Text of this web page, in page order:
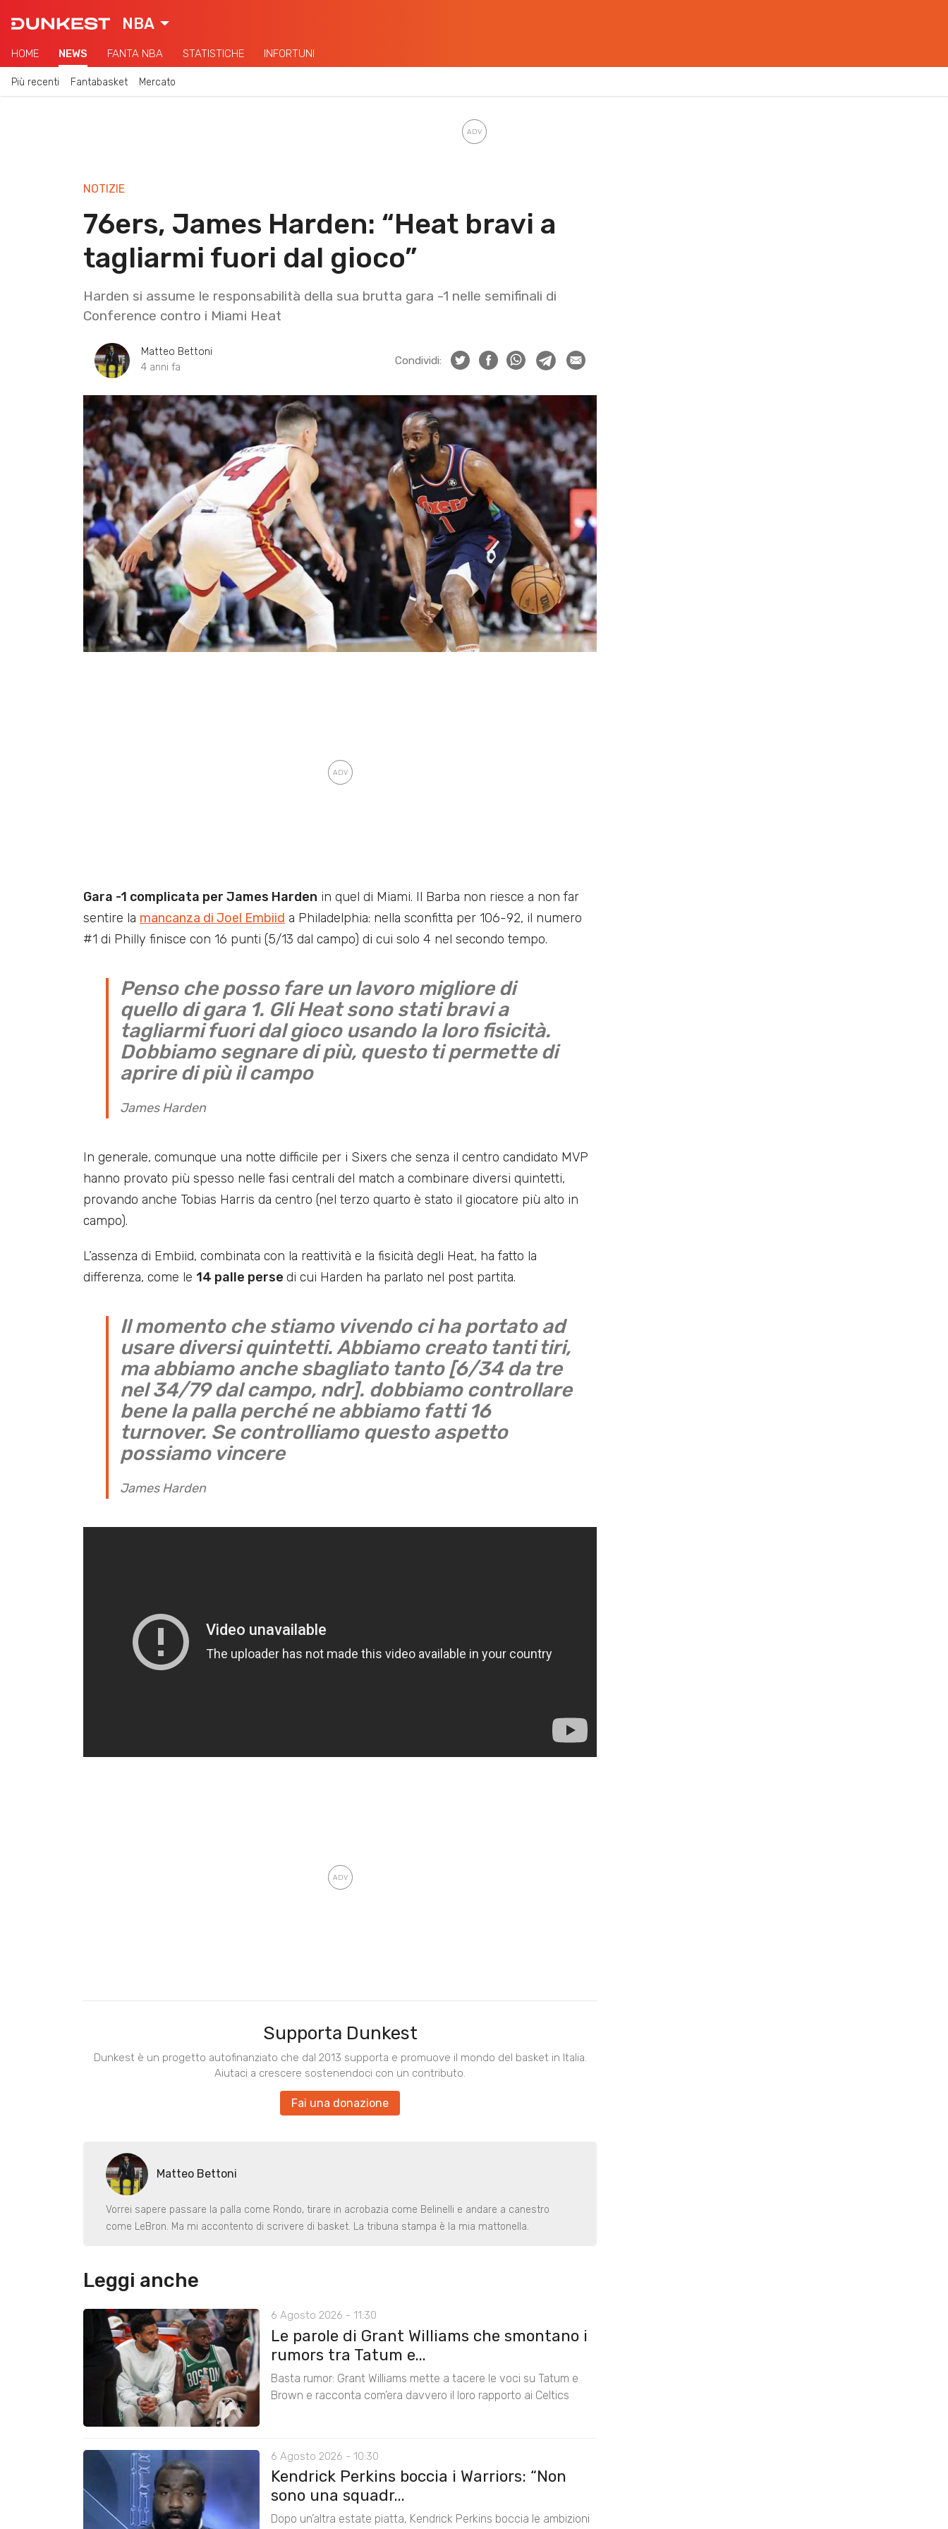
NBA
HOME NEWS FANTA NBA STATISTICHE INFORTUNI
Più recenti Fantabasket Mercato
NOTIZIE
76ers, James Harden: “Heat bravi a
tagliarmi fuori dal gioco”
Harden si assume le responsabilità della sua brutta gara -1 nelle semifinali di
Conference contro i Miami Heat
Matteo Bettoni
4 anni fa
Condividi:
Gara -1 complicata per James Harden in quel di Miami. Il Barba non riesce a non far
sentire la mancanza di Joel Embiid a Philadelphia: nella sconfitta per 106-92, il numero
#1 di Philly finisce con 16 punti (5/13 dal campo) di cui solo 4 nel secondo tempo.
Penso che posso fare un lavoro migliore di
quello di gara 1. Gli Heat sono stati bravi a
tagliarmi fuori dal gioco usando la loro fisicità.
Dobbiamo segnare di più, questo ti permette di
aprire di più il campo
James Harden
In generale, comunque una notte difficile per i Sixers che senza il centro candidato MVP
hanno provato più spesso nelle fasi centrali del match a combinare diversi quintetti,
provando anche Tobias Harris da centro (nel terzo quarto è stato il giocatore più alto in
campo).
L’assenza di Embiid, combinata con la reattività e la fisicità degli Heat, ha fatto la
differenza, come le 14 palle perse di cui Harden ha parlato nel post partita.
Il momento che stiamo vivendo ci ha portato ad
usare diversi quintetti. Abbiamo creato tanti tiri,
ma abbiamo anche sbagliato tanto [6/34 da tre
nel 34/79 dal campo, ndr]. dobbiamo controllare
bene la palla perché ne abbiamo fatti 16
turnover. Se controlliamo questo aspetto
possiamo vincere
James Harden
Supporta Dunkest
Dunkest è un progetto autofinanziato che dal 2013 supporta e promuove il mondo del basket in Italia.
Aiutaci a crescere sostenendoci con un contributo.
Fai una donazione
Matteo Bettoni
Vorrei sapere passare la palla come Rondo, tirare in acrobazia come Belinelli e andare a canestro
come LeBron. Ma mi accontento di scrivere di basket. La tribuna stampa è la mia mattonella.
Leggi anche
6 Agosto 2026 - 11:30
Le parole di Grant Williams che smontano i
rumors tra Tatum e...
Basta rumor: Grant Williams mette a tacere le voci su Tatum e
Brown e racconta com’era davvero il loro rapporto ai Celtics
6 Agosto 2026 - 10:30
Kendrick Perkins boccia i Warriors: “Non
sono una squadr...
Dopo un’altra estate piatta, Kendrick Perkins boccia le ambizioni